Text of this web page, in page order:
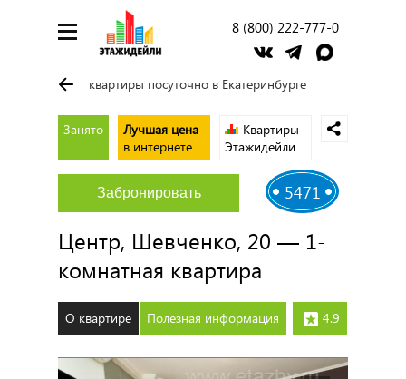
8 (800) 222-777-0
квартиры посуточно в Екатеринбурге
Занято
Лучшая цена
в интернете
Квартиры
Этажидейли
5471
Забронировать
Центр, Шевченко, 20 — 1-
комнатная квартира
О квартире Полезная информация 4.9